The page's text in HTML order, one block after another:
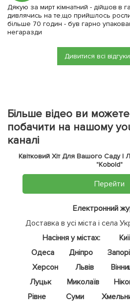
Дякую за мирт кімнатний - дійшов в
дивлячись на те,що прийшлось
більше 70 годин - був гарно
негаразди
Дивитися всі
Більше відео ви можете
побачити на нашому
каналі
Квітковий Хіт Для Вашого Саду |
"Kobold"
Перейти
Електронний
Доставка в усі міста і села
Насіння у містах:
Одеса
Дніпро
Херсон
Львів
Луцьк
Миколаїв
Рівне
Суми